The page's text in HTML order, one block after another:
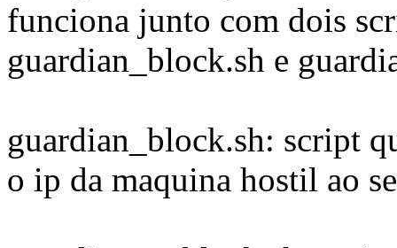
funciona junto com dois
guardian_block.sh e
guardian_block.sh: script
o ip da maquina hostil ao